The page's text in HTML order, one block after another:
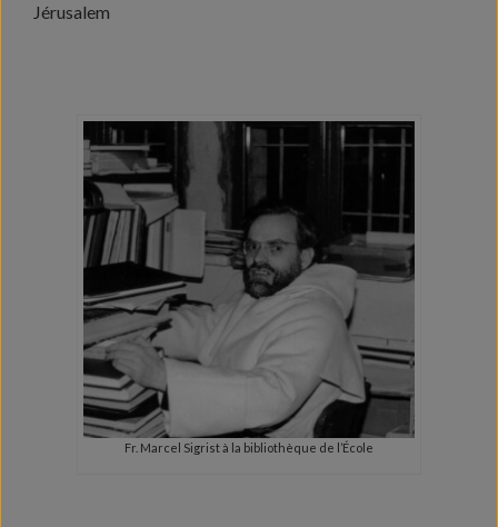
Jérusalem
Fr. Marcel Sigrist à la bibliothèque de l’École